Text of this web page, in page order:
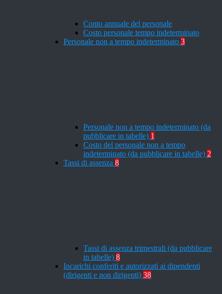
Conto annuale del personale
Costo personale tempo indeterminato
Personale non a tempo indeterminato 3
Personale non a tempo indeterminato (da
pubblicare in tabelle) 1
Costo del personale non a tempo
indeterminato (da pubblicare in tabelle) 2
Tassi di assenza 8
Tassi di assenza trimestrali (da pubblicare
in tabelle) 8
Incarichi conferiti e autorizzati ai dipendenti
(dirigenti e non dirigenti) 38